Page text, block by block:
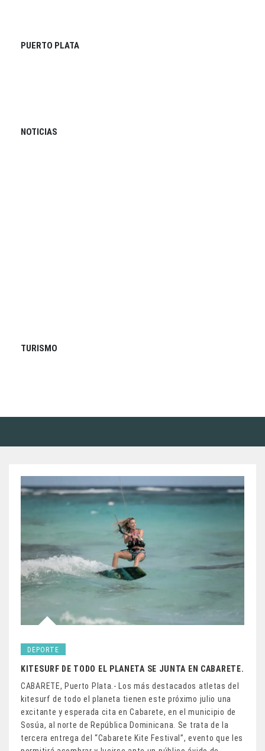
PUERTO PLATA
NOTICIAS
TURISMO
DEPORTE
KITESURF DE TODO EL PLANETA SE JUNTA EN CABARETE.
CABARETE, Puerto Plata.- Los más destacados atletas del
kitesurf de todo el planeta tienen este próximo julio una
excitante y esperada cita en Cabarete, en el municipio de
Sosúa, al norte de República Dominicana. Se trata de la
tercera entrega del “Cabarete Kite Festival”, evento que les